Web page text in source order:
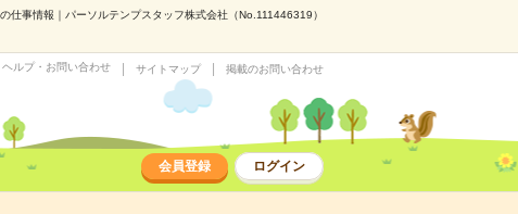
事情報｜パーソルテンプスタッフ株式会社（No.111446319）
ヘルプ・お問い合わせ サイトマップ 掲載のお問い合わせ
会員登録 ログイン